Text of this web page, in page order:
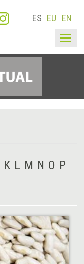
ES EU EN
K L M N O P